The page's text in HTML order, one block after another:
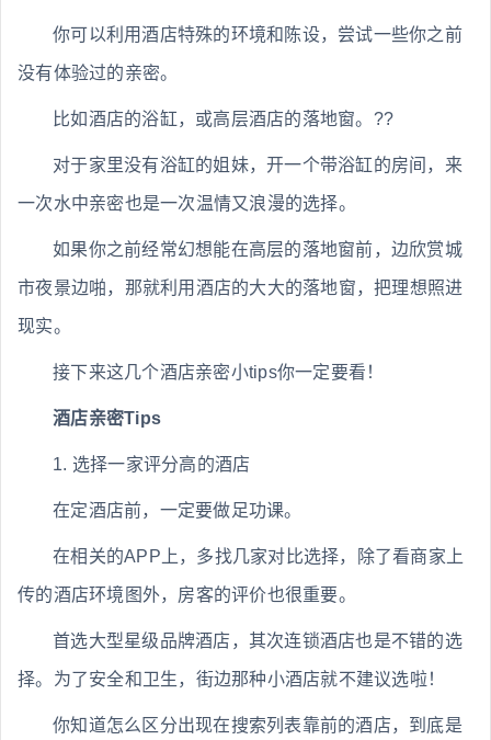
你可以利用酒店特殊的环境和陈设，尝试一些你之前
没有体验过的亲密。
比如酒店的浴缸，或高层酒店的落地窗。??
对于家里没有浴缸的姐妹，开一个带浴缸的房间，来
一次水中亲密也是一次温情又浪漫的选择。
如果你之前经常幻想能在高层的落地窗前，边欣赏城
市夜景边啪，那就利用酒店的大大的落地窗，把理想照进
现实。
接下来这几个酒店亲密小tips你一定要看！
酒店亲密Tips
1. 选择一家评分高的酒店
在定酒店前，一定要做足功课。
在相关的APP上，多找几家对比选择，除了看商家上
传的酒店环境图外，房客的评价也很重要。
首选大型星级品牌酒店，其次连锁酒店也是不错的选
择。为了安全和卫生，街边那种小酒店就不建议选啦！
你知道怎么区分出现在搜索列表靠前的酒店，到底是